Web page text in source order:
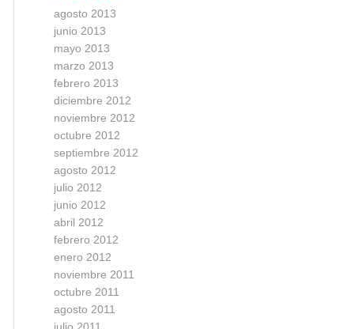
agosto 2013
junio 2013
mayo 2013
marzo 2013
febrero 2013
diciembre 2012
noviembre 2012
octubre 2012
septiembre 2012
agosto 2012
julio 2012
junio 2012
abril 2012
febrero 2012
enero 2012
noviembre 2011
octubre 2011
agosto 2011